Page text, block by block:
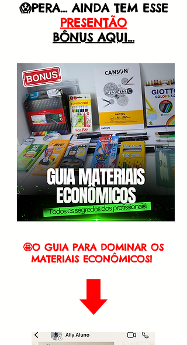
😱PERA... AINDA TEM ESSE
PRESENTÃO
BÔNUS AQUI...
🤩O GUIA PARA DOMINAR OS
MATERIAIS ECONÔMICOS!